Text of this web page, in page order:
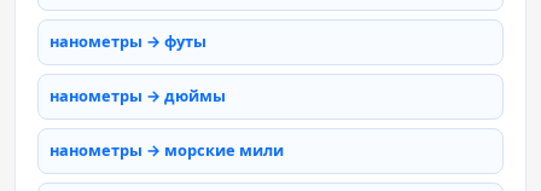
нанометры → футы
нанометры → дюймы
нанометры → морские мили